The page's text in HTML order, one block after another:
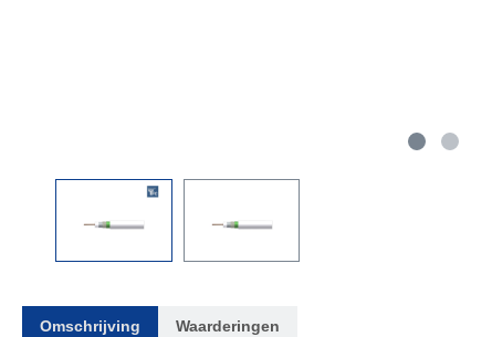
Omschrijving Waarderingen